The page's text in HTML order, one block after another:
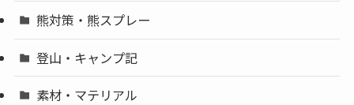
熊対策・熊スプレー
登山・キャンプ記
素材・マテリアル